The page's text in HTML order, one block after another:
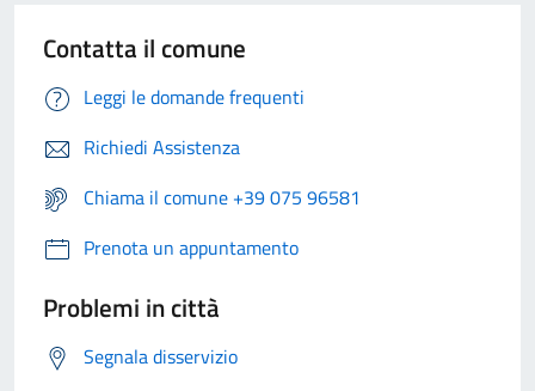
Contatta il comune
Leggi le domande frequenti
Richiedi Assistenza
Chiama il comune +39 075 96581
Prenota un appuntamento
Problemi in città
Segnala disservizio